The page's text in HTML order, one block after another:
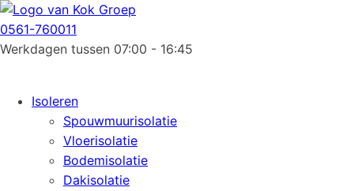
0561-760011
Werkdagen tussen 07:00 - 16:45
Isoleren
Spouwmuurisolatie
Vloerisolatie
Bodemisolatie
Dakisolatie